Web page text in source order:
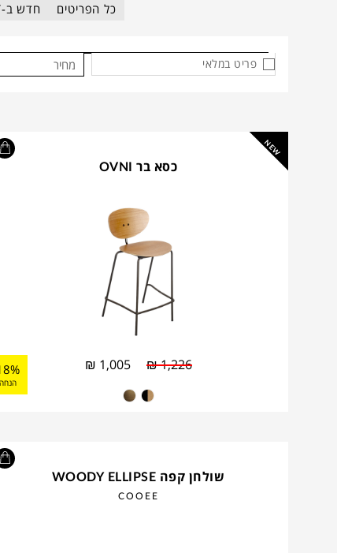
כל הפריטים חדש ב-DOT
פריט במלאי מחיר
NEW
כסא בר OVNI
₪1,226
₪ 1,005
הנחה
שולחן קפה WOODY ELLIPSE
COOEE